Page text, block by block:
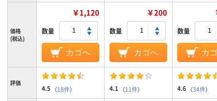
価格
(税込)
￥1,120
数量
カゴへ
￥200
数量
カゴへ
数量
カ
評価
4.5 （18件） 4.1 （11件） 4.6 （34件）